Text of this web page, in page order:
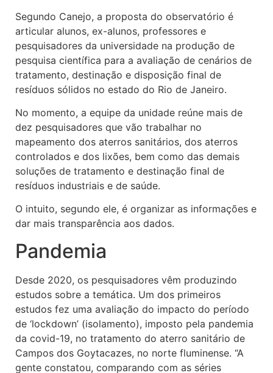
Segundo Canejo, a proposta do observatório é
articular alunos, ex-alunos, professores e
pesquisadores da universidade na produção de
pesquisa científica para a avaliação de cenários de
tratamento, destinação e disposição final de
resíduos sólidos no estado do Rio de Janeiro.
No momento, a equipe da unidade reúne mais de
dez pesquisadores que vão trabalhar no
mapeamento dos aterros sanitários, dos aterros
controlados e dos lixões, bem como das demais
soluções de tratamento e destinação final de
resíduos industriais e de saúde.
O intuito, segundo ele, é organizar as informações e
dar mais transparência aos dados.
Pandemia
Desde 2020, os pesquisadores vêm produzindo
estudos sobre a temática. Um dos primeiros
estudos fez uma avaliação do impacto do período
de ‘lockdown’ (isolamento), imposto pela pandemia
da covid-19, no tratamento do aterro sanitário de
Campos dos Goytacazes, no norte fluminense. “A
gente constatou, comparando com as séries